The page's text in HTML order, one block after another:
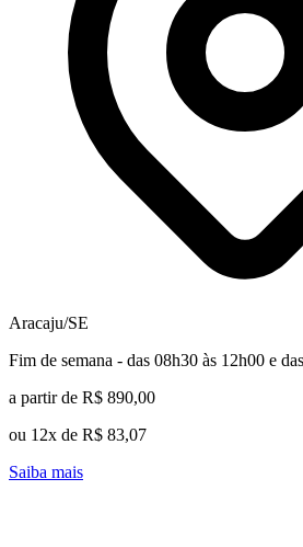
Aracaju/SE
Fim de semana - das 08h30 às 12h00 e
a partir de R$ 890,00
ou 12x de R$ 83,07
Saiba mais